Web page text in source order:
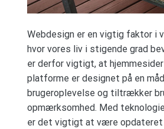
Webdesign er en vigtig faktor i
hvor vores liv i stigende grad
er derfor vigtigt, at
platforme er designet på en
brugeroplevelse og tiltrækker
opmærksomhed. Med
er det vigtigt at være opdateret